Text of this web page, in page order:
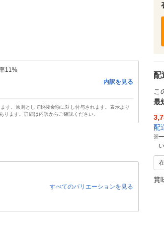
11%
内訳を見る
す。原則として税抜金額に対し付与されます。表示より
ります。詳細は内訳からご確認ください。
すべてのバリエーションを見る
配
こ
最
配
※
賞